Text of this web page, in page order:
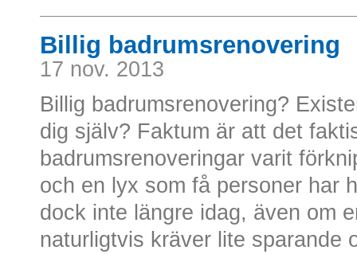
Billig badrumsrenovering
17 nov. 2013
Billig badrumsrenovering?
dig själv? Faktum är att det
badrumsrenoveringar varit
och en lyx som få personer har
dock inte längre idag, även om
naturligtvis kräver lite sparande